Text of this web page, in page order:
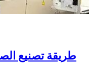
طريقة تصنيع